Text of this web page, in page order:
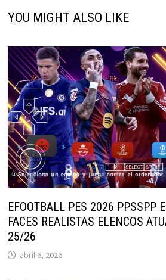
YOU MIGHT ALSO LIKE
EFOOTBALL PES 2026 PPSSPP
FACES REALISTAS ELENCOS
25/26
abril 6, 2026